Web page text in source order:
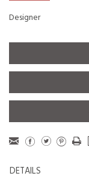
Designer
DETAILS